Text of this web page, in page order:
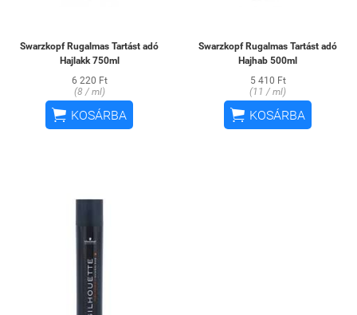
Swarzkopf Rugalmas Tartást adó
Hajlakk 750ml
6 220 Ft
(8 / ml)
 KOSÁRBA
Swarzkopf Rugalmas Tartást adó
Hajhab 500ml
5 410 Ft
(11 / ml)
 KOSÁRBA